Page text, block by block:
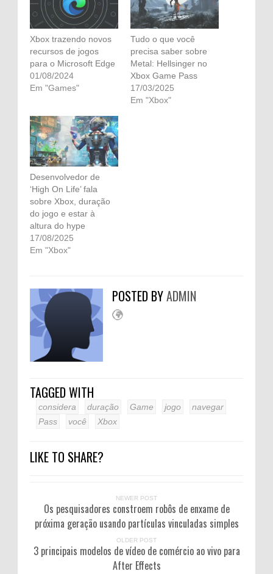
Xbox trazendo novos
recursos de jogos
para o Microsoft Edge
01/08/2024
Em "Games"
Tudo o que você
precisa saber sobre
Metal: Hellsinger no
Xbox Game Pass
17/03/2025
Em "Xbox"
Desenvolvedor de
‘High On Life’ fala
sobre Xbox, duração
do jogo e estar à
altura do hype
17/08/2025
Em "Xbox"
POSTED BYADMIN
TAGGED WITH
considera duração Game jogo
navegar
Pass
você Xbox
LIKE TO SHARE?
NEWER POST
Os pesquisadores constroem robôs de enxame de
próxima geração usando partículas vinculadas simples
OLDER POST
3 principais modelos de vídeo de comércio ao vivo para
After Effects